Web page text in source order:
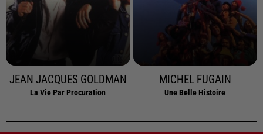
JEAN JACQUES GOLDMAN
La Vie Par Procuration
MICHEL FUGAIN
Une Belle Histoire